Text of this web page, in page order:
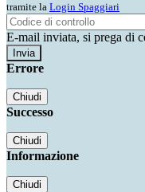
tramite la Login Spaggiari
E-mail inviata, si prega di
Errore
Chiudi
Successo
Chiudi
Informazione
Chiudi